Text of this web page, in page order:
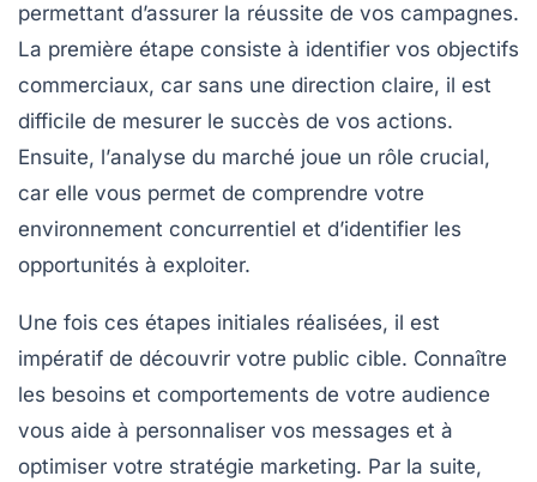
permettant d’assurer la réussite de vos campagnes.
La première étape consiste à identifier vos objectifs
commerciaux, car sans une direction claire, il est
difficile de mesurer le succès de vos actions.
Ensuite, l’analyse du marché joue un rôle crucial,
car elle vous permet de comprendre votre
environnement concurrentiel et d’identifier les
opportunités à exploiter.
Une fois ces étapes initiales réalisées, il est
impératif de découvrir votre public cible. Connaître
les besoins et comportements de votre audience
vous aide à personnaliser vos messages et à
optimiser votre stratégie marketing. Par la suite,